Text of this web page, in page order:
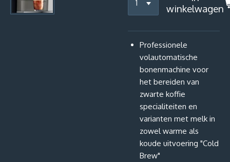
winkelwagen
Professionele
volautomatische
bonenmachine voor
het bereiden van
zwarte koffie
specialiteiten en
varianten met melk in
zowel warme als
koude uitvoering "Cold
Brew"